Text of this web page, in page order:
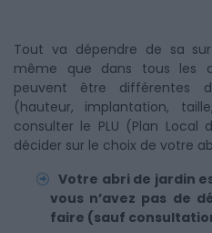
Tout va dépendre de sa
même que dans tous les
peuvent être différentes
(hauteur, implantation,
consulter le PLU (Plan Local
décider sur le choix de votre
Votre abri de jardin
vous n’avez pas de
faire (sauf consultation